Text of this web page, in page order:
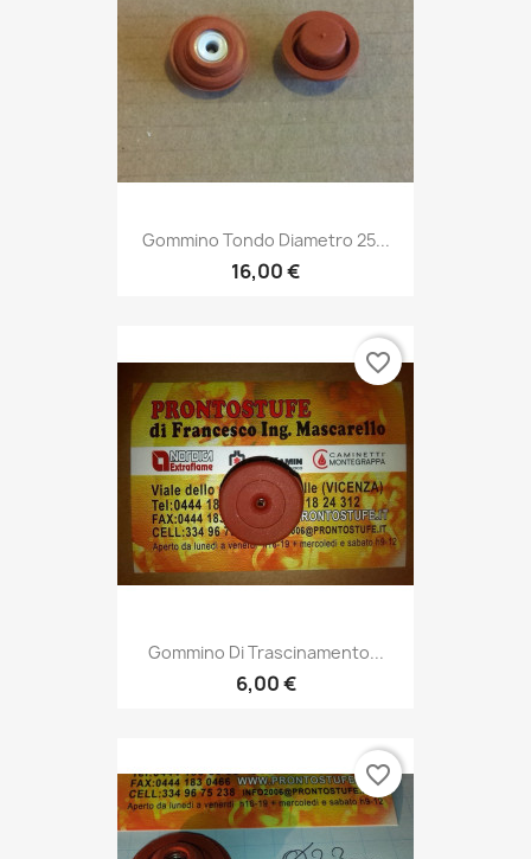
Gommino Tondo Diametro 25...
16,00 €
Gommino Di Trascinamento...
6,00 €
favorite_border
favorite_border